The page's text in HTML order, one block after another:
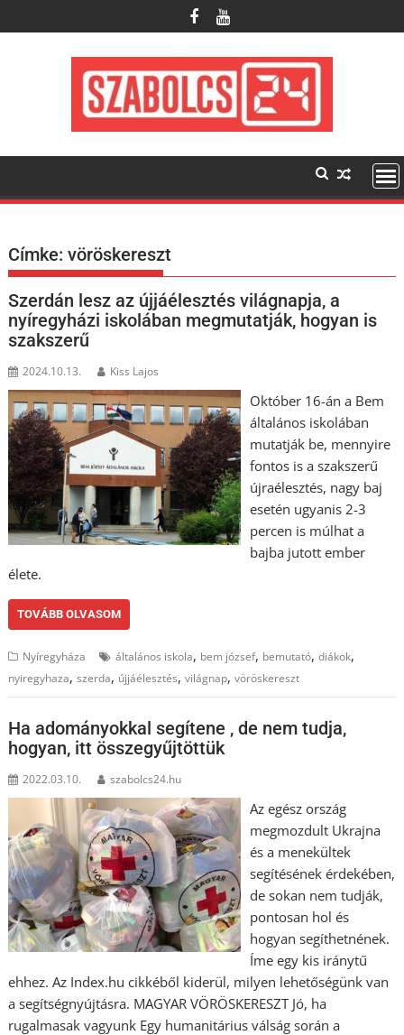
to
Címke:vöröskereszt
Szerdán lesz az újjáélesztés világnapja, a
nyíregyházi iskolában megmutatják, hogyan is
szakszerű
2024.10.13. Kiss Lajos
Október 16-án a Bem
általános iskolában
mutatják be, mennyire
fontos is a szakszerű
újraélesztés, nagy baj
esetén ugyanis 2-3
percen is múlhat a
bajba jutott ember
élete.
TOVÁBB OLVASOM
Nyíregyháza általános iskola, bem józsef, bemutató,diákok,
nyiregyhaza,szerda, újjáélesztés,világnap,vöröskereszt
Ha adományokkal segítene , de nem tudja,
hogyan, itt összegyűjtöttük
2022.03.10. szabolcs24.hu
Az egész ország
megmozdult Ukrajna
és a menekültek
segítésének érdekében,
de sokan nem tudják,
pontosan hol és
hogyan segíthetnének.
Íme egy kis iránytű
ehhez. Az Index.hu cikkéből kiderül, milyen lehetőségünk van
a segítségnyújtásra. MAGYAR VÖRÖSKERESZT Jó, ha
rugalmasak vagyunk Egy humanitárius válság során a